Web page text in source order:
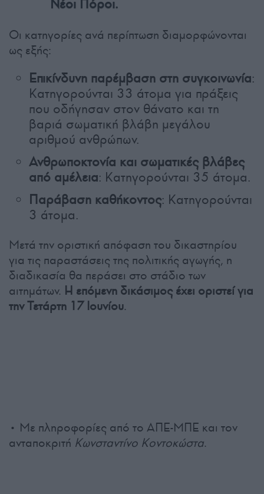
Νέοι Πόροι.
Οι κατηγορίες ανά περίπτωση διαμορφώνονται
ως εξής:
Επικίνδυνη παρέμβαση στη συγκοινωνία:
Κατηγορούνται 33 άτομα για πράξεις
που οδήγησαν στον θάνατο και τη
βαριά σωματική βλάβη μεγάλου
αριθμού ανθρώπων.
Ανθρωποκτονία και σωματικές βλάβες
από αμέλεια: Κατηγορούνται 35 άτομα.
Παράβαση καθήκοντος: Κατηγορούνται
3 άτομα.
Μετά την οριστική απόφαση του δικαστηρίου
για τις παραστάσεις της πολιτικής αγωγής, η
διαδικασία θα περάσει στο στάδιο των
αιτημάτων. Η επόμενη δικάσιμος έχει οριστεί για
την Τετάρτη 17 Ιουνίου.
• Με πληροφορίες από το ΑΠΕ-ΜΠΕ και τον
ανταποκριτή Κωνσταντίνο Κοντοκώστα.